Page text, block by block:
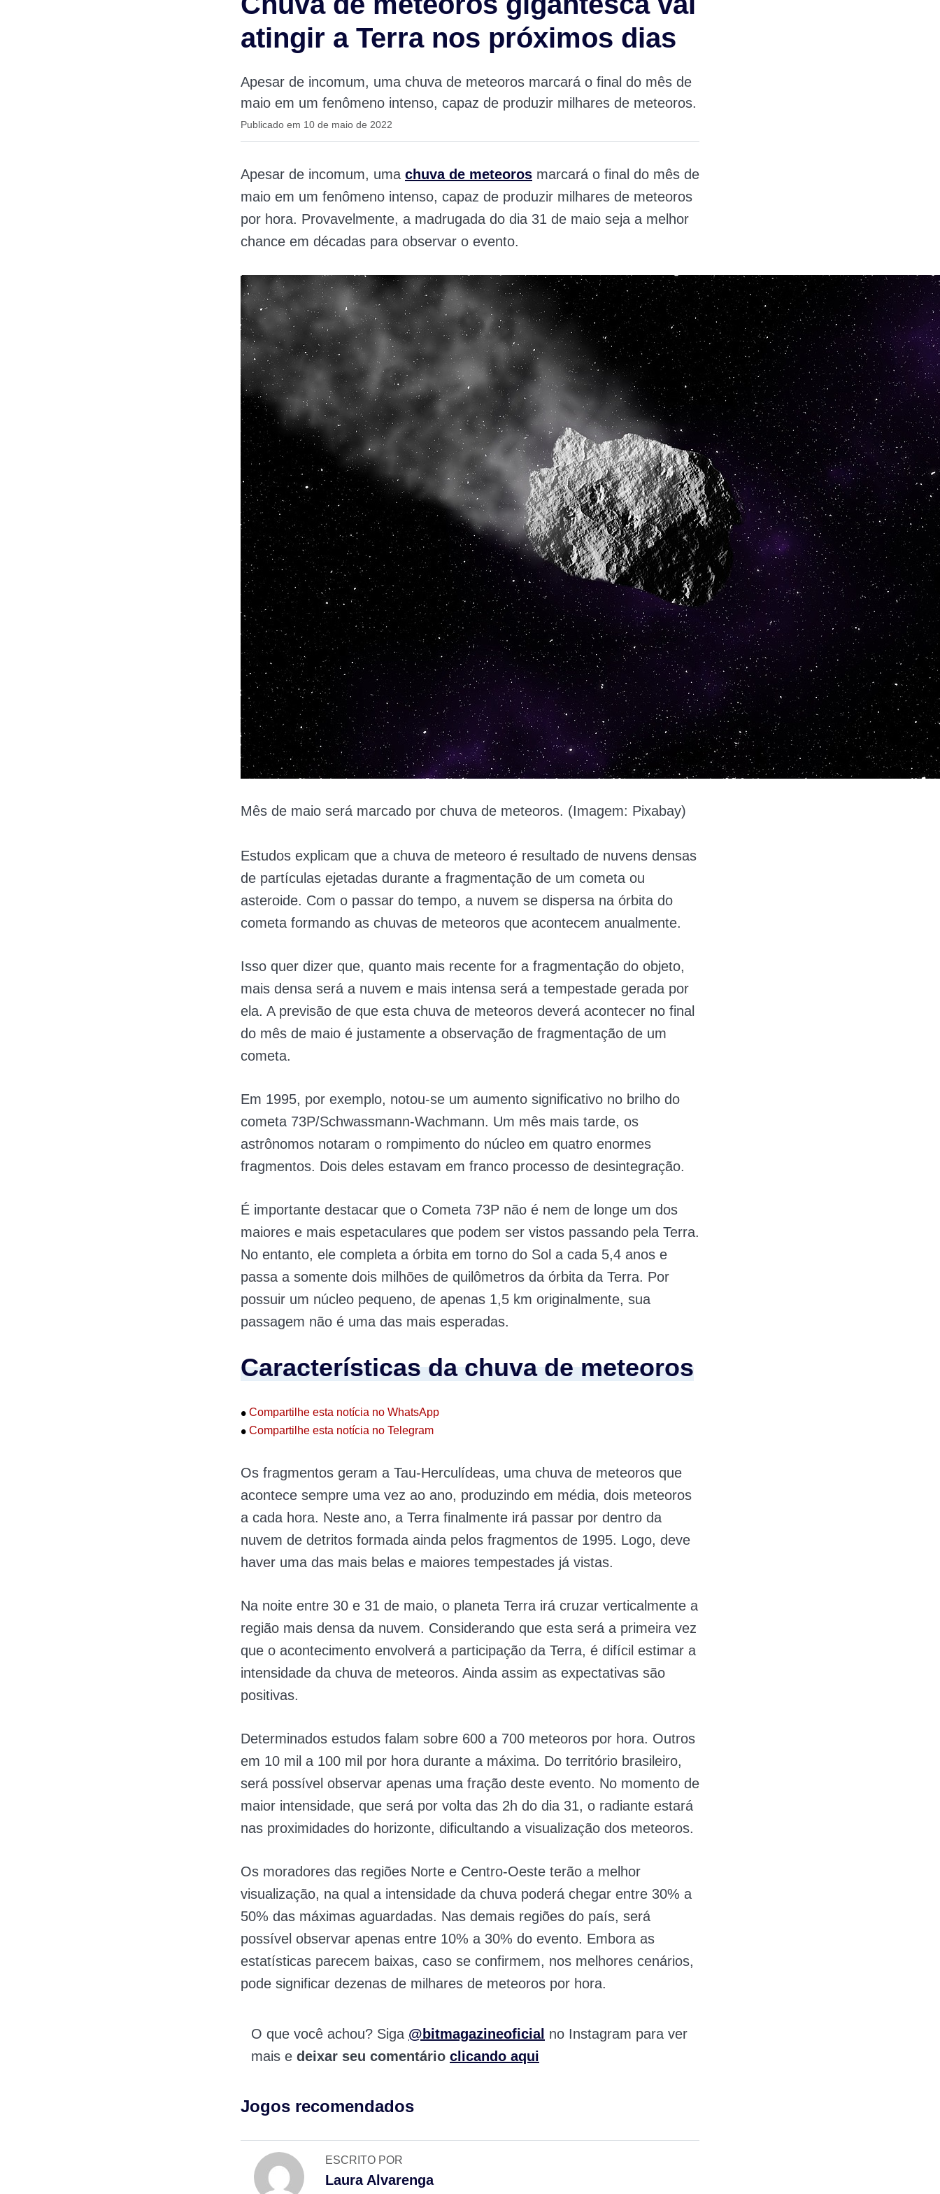
atingir a Terra nos próximos dias
Apesar de incomum, uma chuva de meteoros marcará o final do mês de
maio em um fenômeno intenso, capaz de produzir milhares de meteoros.
Publicado em 10 de maio de 2022
Apesar de incomum, uma chuva de meteoros marcará o final do mês de
maio em um fenômeno intenso, capaz de produzir milhares de meteoros
por hora. Provavelmente, a madrugada do dia 31 de maio seja a melhor
chance em décadas para observar o evento.
Mês de maio será marcado por chuva de meteoros. (Imagem: Pixabay)
Estudos explicam que a chuva de meteoro é resultado de nuvens densas
de partículas ejetadas durante a fragmentação de um cometa ou
asteroide. Com o passar do tempo, a nuvem se dispersa na órbita do
cometa formando as chuvas de meteoros que acontecem anualmente.
Isso quer dizer que, quanto mais recente for a fragmentação do objeto,
mais densa será a nuvem e mais intensa será a tempestade gerada por
ela. A previsão de que esta chuva de meteoros deverá acontecer no final
do mês de maio é justamente a observação de fragmentação de um
cometa.
Em 1995, por exemplo, notou-se um aumento significativo no brilho do
cometa 73P/Schwassmann-Wachmann. Um mês mais tarde, os
astrônomos notaram o rompimento do núcleo em quatro enormes
fragmentos. Dois deles estavam em franco processo de desintegração.
É importante destacar que o Cometa 73P não é nem de longe um dos
maiores e mais espetaculares que podem ser vistos passando pela Terra.
No entanto, ele completa a órbita em torno do Sol a cada 5,4 anos e
passa a somente dois milhões de quilômetros da órbita da Terra. Por
possuir um núcleo pequeno, de apenas 1,5 km originalmente, sua
passagem não é uma das mais esperadas.
Características da chuva de meteoros
• Compartilhe esta notícia no WhatsApp
• Compartilhe esta notícia no Telegram
Os fragmentos geram a Tau-Herculídeas, uma chuva de meteoros que
acontece sempre uma vez ao ano, produzindo em média, dois meteoros
a cada hora. Neste ano, a Terra finalmente irá passar por dentro da
nuvem de detritos formada ainda pelos fragmentos de 1995. Logo, deve
haver uma das mais belas e maiores tempestades já vistas.
Na noite entre 30 e 31 de maio, o planeta Terra irá cruzar verticalmente a
região mais densa da nuvem. Considerando que esta será a primeira vez
que o acontecimento envolverá a participação da Terra, é difícil estimar a
intensidade da chuva de meteoros. Ainda assim as expectativas são
positivas.
Determinados estudos falam sobre 600 a 700 meteoros por hora. Outros
em 10 mil a 100 mil por hora durante a máxima. Do território brasileiro,
será possível observar apenas uma fração deste evento. No momento de
maior intensidade, que será por volta das 2h do dia 31, o radiante estará
nas proximidades do horizonte, dificultando a visualização dos meteoros.
Os moradores das regiões Norte e Centro-Oeste terão a melhor
visualização, na qual a intensidade da chuva poderá chegar entre 30% a
50% das máximas aguardadas. Nas demais regiões do país, será
possível observar apenas entre 10% a 30% do evento. Embora as
estatísticas parecem baixas, caso se confirmem, nos melhores cenários,
pode significar dezenas de milhares de meteoros por hora.
O que você achou? Siga @bitmagazineoficial no Instagram para ver
mais e deixar seu comentário clicando aqui
Jogos recomendados
ESCRITO POR
Laura Alvarenga